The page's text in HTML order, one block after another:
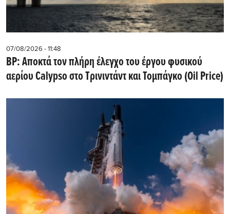
07/08/2026 - 11:48
BP: Αποκτά τον πλήρη έλεγχο του έργου φυσικού
αερίου Calypso στο Τρινιντάντ και Τομπάγκο (Oil Price)